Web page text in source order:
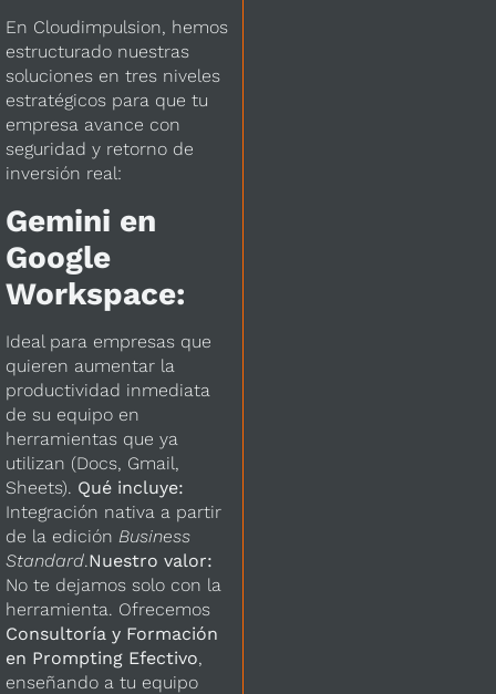
En Cloudimpulsion, hemos
estructurado nuestras
soluciones en tres niveles
estratégicos para que tu
empresa avance con
seguridad y retorno de
inversión real:
Gemini en
Google
Workspace:
Ideal para empresas que
quieren aumentar la
productividad inmediata
de su equipo en
herramientas que ya
utilizan (Docs, Gmail,
Sheets). Qué incluye:
Integración nativa a partir
de la edición Business
Standard.Nuestro valor:
No te dejamos solo con la
herramienta. Ofrecemos
Consultoría y Formación
en Prompting Efectivo,
enseñando a tu equipo